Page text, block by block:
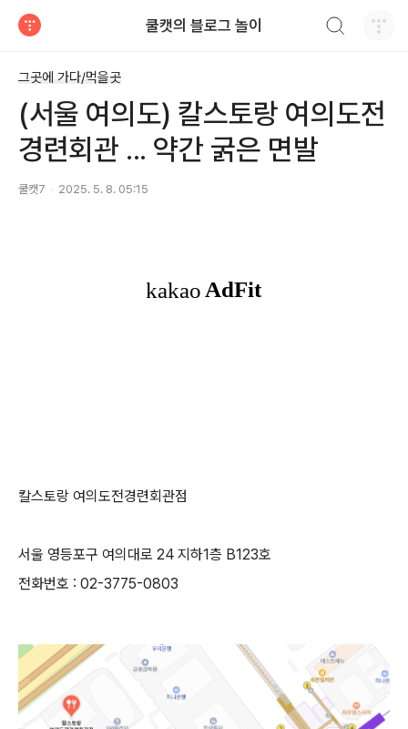
쿨캣의 블로그 놀이
그곳에 가다/먹을곳
(서울 여의도) 칼스토랑 여의도전
경련회관 ... 약간 굵은 면발
쿨캣7 2025. 5. 8. 05:15
칼스토랑 여의도전경련회관점
서울 영등포구 여의대로 24 지하1층 B123호
전화번호 : 02-3775-0803